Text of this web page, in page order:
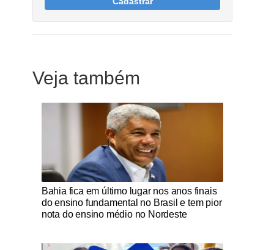
Veja também
Notícias Católicas
Bahia fica em último lugar nos anos finais
do ensino fundamental no Brasil e tem pior
nota do ensino médio no Nordeste